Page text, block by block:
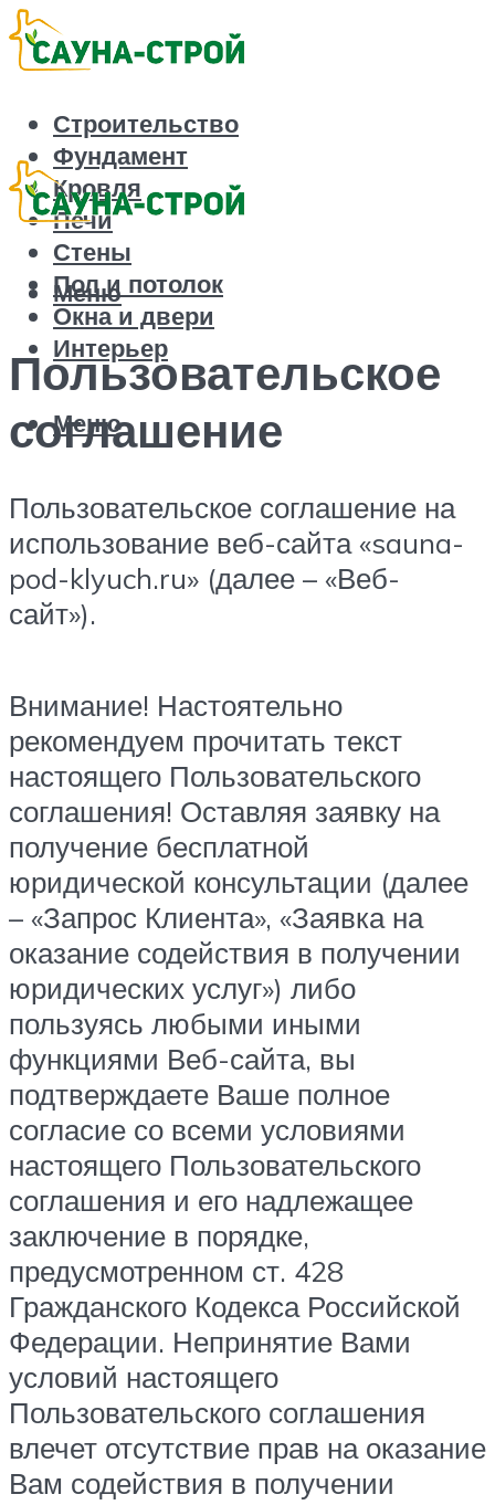
Строительство
Фундамент
Кровля
Печи
Стены
Пол и потолок
Окна и двери
Интерьер
Меню
Меню
Пользовательское
соглашение
Пользовательское соглашение на
использование веб-сайта «sauna-
pod-klyuch.ru» (далее – «Веб-
сайт»).
Внимание! Настоятельно
рекомендуем прочитать текст
настоящего Пользовательского
соглашения! Оставляя заявку на
получение бесплатной
юридической консультации (далее
– «Запрос Клиента», «Заявка на
оказание содействия в получении
юридических услуг») либо
пользуясь любыми иными
функциями Веб-сайта, вы
подтверждаете Ваше полное
согласие со всеми условиями
настоящего Пользовательского
соглашения и его надлежащее
заключение в порядке,
предусмотренном ст. 428
Гражданского Кодекса Российской
Федерации. Непринятие Вами
условий настоящего
Пользовательского соглашения
влечет отсутствие прав на оказание
Вам содействия в получении